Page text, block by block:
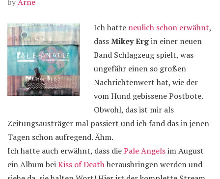
Ich hatte neulich schon erwähnt,
dassMikey Ergin einer neuen
Band Schlagzeug spielt, was
ungefähr einen so großen
Nachrichtenwert hat, wie der
vom Hund gebissene Postbote.
Obwohl, das ist mir als
Zeitungsausträger mal passiert und ich fand das in jenen
Tagen schon aufregend. Ähm.
Ich hatte auch erwähnt, dass diePale Angelsim August
ein Album beiKiss of Deathherausbringen werden und